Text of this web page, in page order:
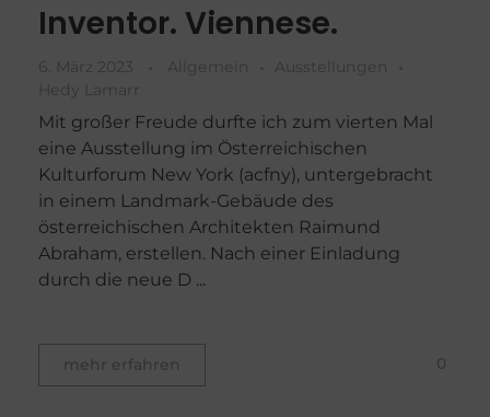
Inventor. Viennese.
6. März 2023 Allgemein
Ausstellungen
Hedy Lamarr
Mit großer Freude durfte ich zum vierten Mal
eine Ausstellung im Österreichischen
Kulturforum New York (acfny), untergebracht
in einem Landmark-Gebäude des
österreichischen Architekten Raimund
Abraham, erstellen. Nach einer Einladung
durch die neue D ...
mehr erfahren 0